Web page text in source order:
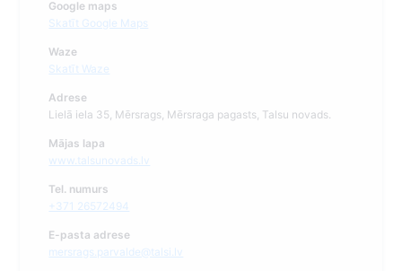
Google maps
Skatīt Google Maps
Waze
Skatīt Waze
Adrese
Lielā iela 35, Mērsrags, Mērsraga pagasts, Talsu novads.
Mājas lapa
www.talsunovads.lv
Tel. numurs
+371 26572494
E-pasta adrese
mersrags.parvalde@talsi.lv​